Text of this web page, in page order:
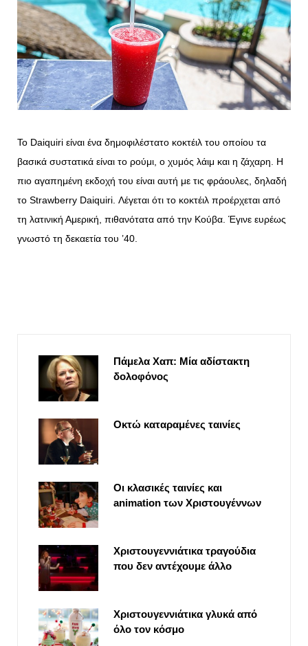
Το Daiquiri είναι ένα δημοφιλέστατο κοκτέιλ του οποίου τα
βασικά συστατικά είναι το ρούμι, ο χυμός λάιμ και η ζάχαρη. Η
πιο αγαπημένη εκδοχή του είναι αυτή με τις φράουλες, δηλαδή
το Strawberry Daiquiri. Λέγεται ότι το κοκτέιλ προέρχεται από
τη λατινική Αμερική, πιθανότατα από την Κούβα. Έγινε ευρέως
γνωστό τη δεκαετία του ’40.
Πάμελα Χαπ: Μία αδίστακτη
δολοφόνος
Οκτώ καταραμένες ταινίες
Οι κλασικές ταινίες και
animation των Χριστουγέννων
Χριστουγεννιάτικα τραγούδια
που δεν αντέχουμε άλλο
Χριστουγεννιάτικα γλυκά από
όλο τον κόσμο